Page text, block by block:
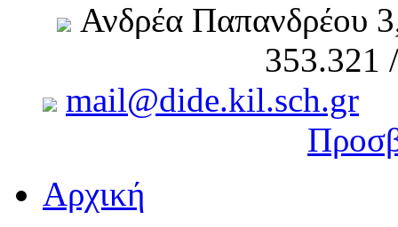
Ανδρέα Παπανδρέου
353.321
mail@dide.kil.sch.gr
Αρχική